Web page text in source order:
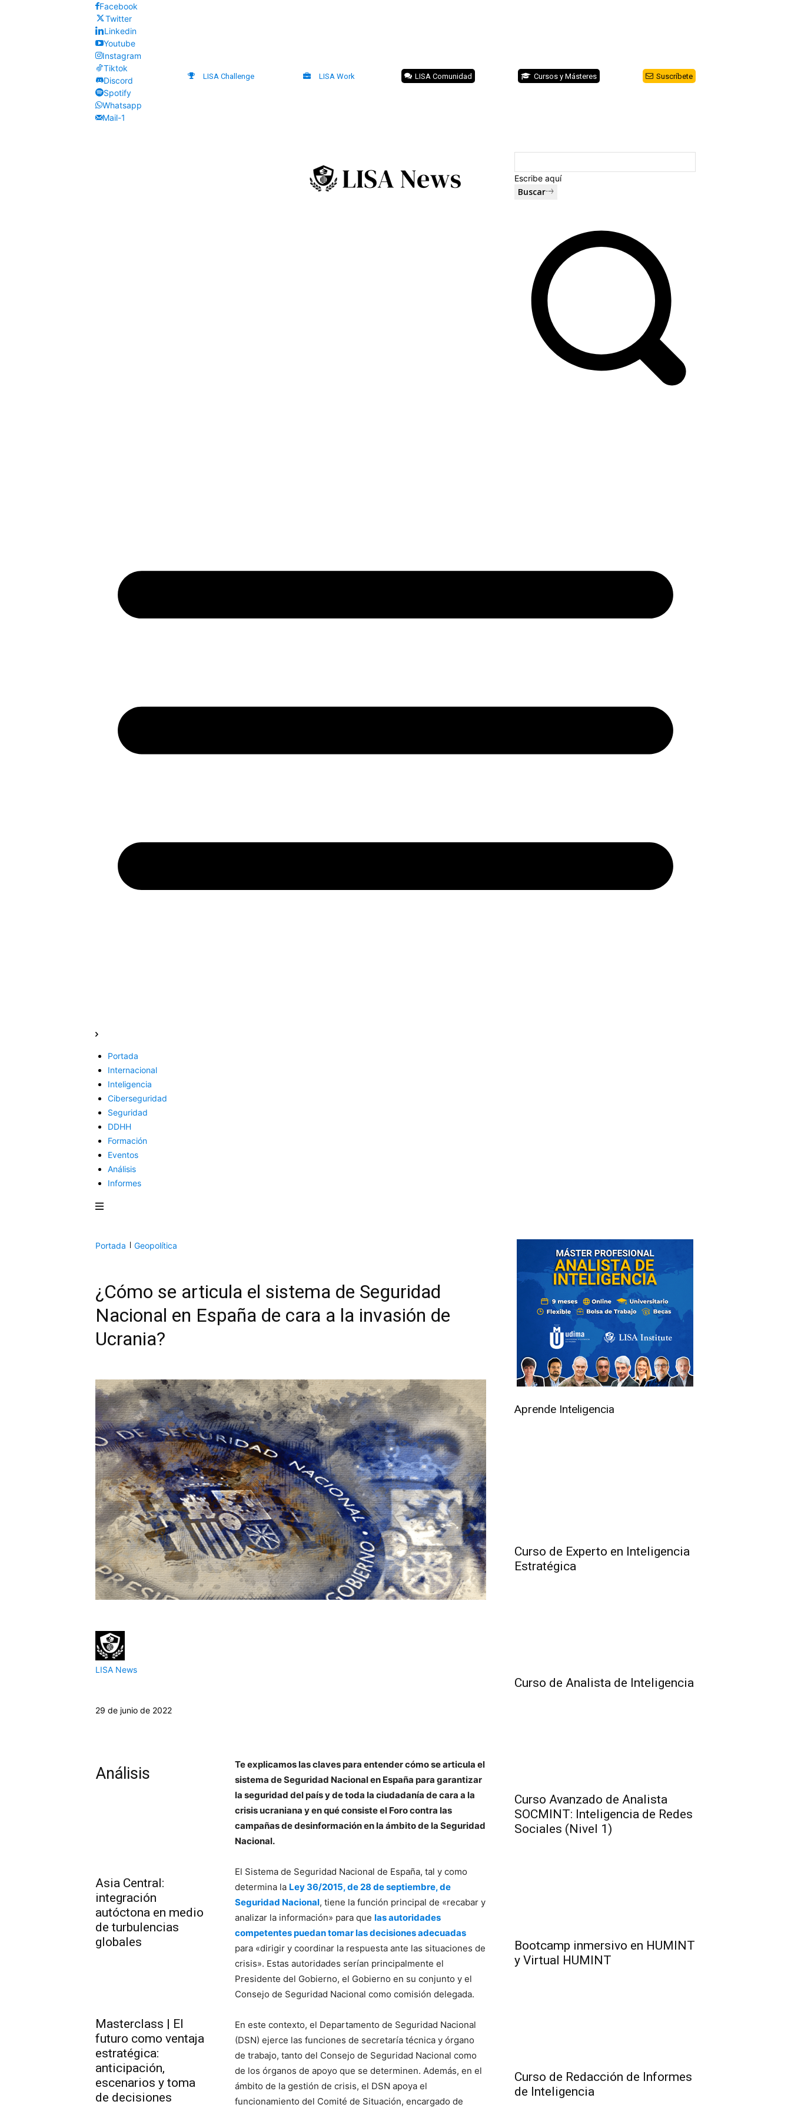
Suscríbete
Cursos y Másteres
LISA Comunidad
LISA Work
LISA Challenge
Facebook
Twitter
Linkedin
Youtube
Instagram
Tiktok
Discord
Spotify
Whatsapp
Mail-1
Escribe aquí
Buscar
Portada
Internacional
Inteligencia
Ciberseguridad
Seguridad
DDHH
Formación
Eventos
Análisis
Informes
Portada Geopolítica
¿Cómo se articula el sistema de Seguridad
Nacional en España de cara a la invasión de
Ucrania?
LISA News
29 de junio de 2022
Análisis
Asia Central:
integración
autóctona en medio
de turbulencias
globales
Masterclass | El
futuro como ventaja
estratégica:
anticipación,
escenarios y toma
de decisiones
Te explicamos las claves para entender cómo se articula el
sistema de Seguridad Nacional en España para garantizar
la seguridad del país y de toda la ciudadanía de cara a la
crisis ucraniana y en qué consiste el Foro contra las
campañas de desinformación en la ámbito de la Seguridad
Nacional.
El Sistema de Seguridad Nacional de España, tal y como
determina la Ley 36/2015, de 28 de septiembre, de
Seguridad Nacional, tiene la función principal de «recabar y
analizar la información» para quelas autoridades
competentes puedan tomar las decisiones adecuadas
para «dirigir y coordinar la respuesta ante las situaciones de
crisis». Estas autoridades serían principalmente el
Presidente del Gobierno, el Gobierno en su conjunto y el
Consejo de Seguridad Nacional como comisión delegada.
En este contexto, el Departamento de Seguridad Nacional
(DSN) ejerce las funciones de secretaría técnica y órgano
de trabajo, tanto del Consejo de Seguridad Nacional como
de los órganos de apoyo que se determinen. Además, en el
ámbito de la gestión de crisis, el DSN apoya el
funcionamiento del Comité de Situación, encargado de
Aprende Inteligencia
Curso de Experto en Inteligencia
Estratégica
Curso de Analista de Inteligencia
Curso Avanzado de Analista
SOCMINT: Inteligencia de Redes
Sociales (Nivel 1)
Bootcamp inmersivo en HUMINT
y Virtual HUMINT
Curso de Redacción de Informes
de Inteligencia